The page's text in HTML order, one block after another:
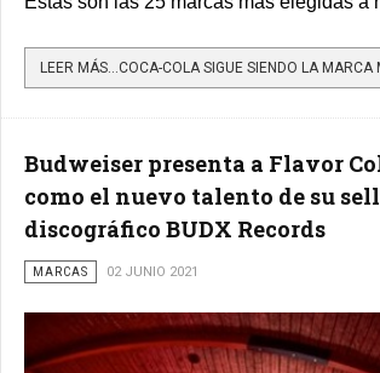
Budweiser presenta a Flavor
como el nuevo talento de su
discográfico BUDX Records
MARCAS 02 JUNIO 2021